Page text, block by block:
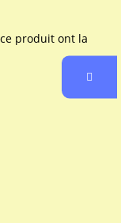
produit ont la